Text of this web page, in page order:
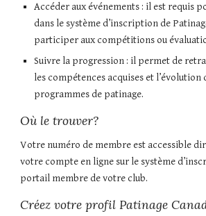
Accéder aux événements : il est requis
dans le système d’inscription de
participer aux compétitions ou
Suivre la progression : il permet de
les compétences acquises et
programmes de patinage.
Où le trouver?
Votre numéro de membre est accessible
votre compte en ligne sur le système
portail membre de votre club.
Créez votre profil Patinage